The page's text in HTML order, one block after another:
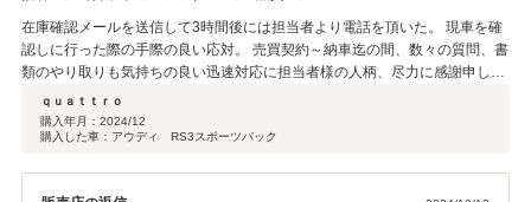
在庫確認メールを送信して3時間後には担当者より電話を頂いた。 現車を確
認しに行った際の手際の良い応対。 売買契約～納車迄の間、数々の質問、書
類のやり取りも気持ちの良い迅速対応に担当者様の人柄、尽力に感謝申し上
げます。
ｑｕａｔｔｒｏ
購入年月： 2024/12
購入した車：アウディ RS3スポーツバック